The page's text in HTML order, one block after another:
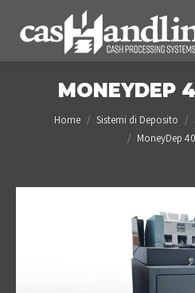
MONEYDEP
You are here:
Home Sistemi di Deposito
MoneyDep